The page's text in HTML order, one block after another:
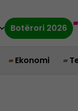
Botërori 2026
Ekonomi